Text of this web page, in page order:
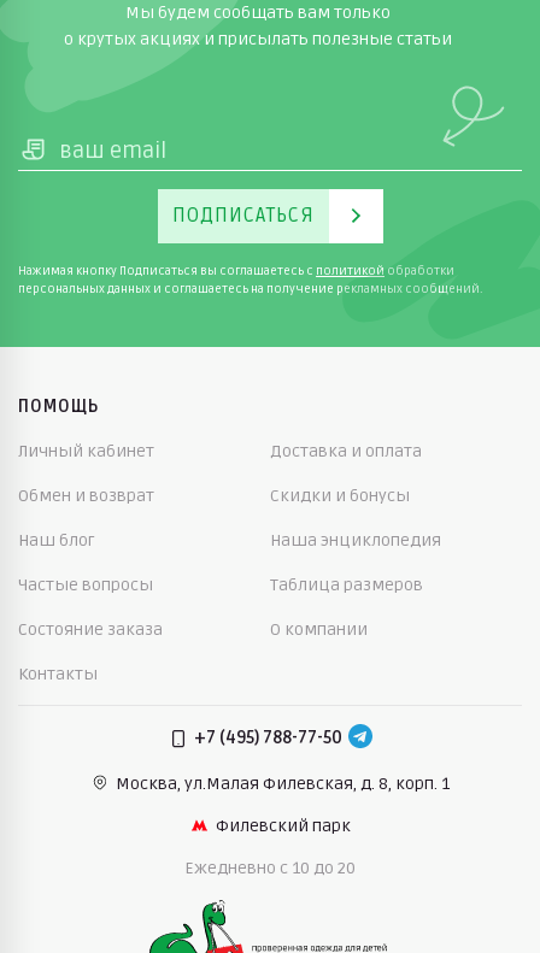
Мы будем сообщать вам только
о крутых акциях и присылать полезные статьи
ПОДПИСАТЬСЯ
Нажимая кнопку Подписаться вы соглашаетесь с политикой обработки
персональных данных и соглашаетесь на получение рекламных сообщений.
ПОМОЩЬ
Личный кабинет Доставка и оплата
Обмен и возврат Скидки и бонусы
Наш блог Наша энциклопедия
Частые вопросы Таблица размеров
Состояние заказа О компании
Контакты
+7 (495) 788-77-50
Москва, ул.Малая Филевская, д. 8, корп. 1
Филевский парк
Ежедневно c 10 до 20